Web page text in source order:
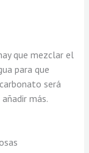
que mezclar el
para que
será
más.